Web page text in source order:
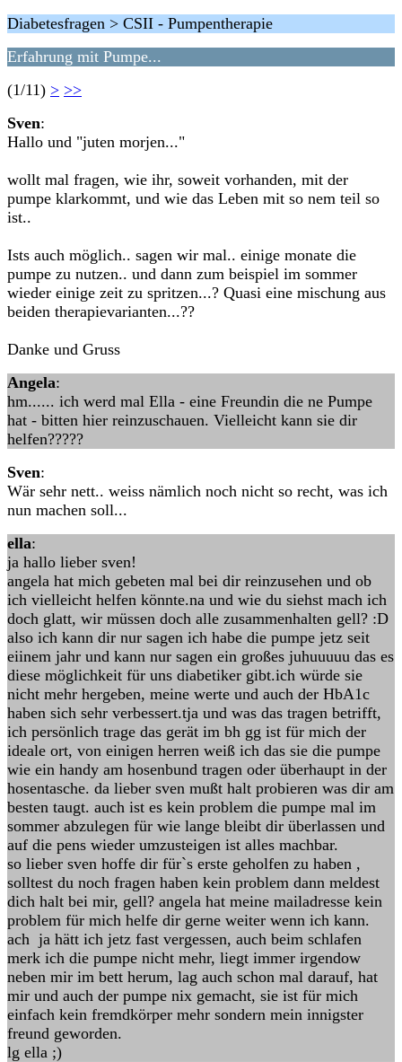
Diabetesfragen > CSII - Pumpentherapie
Erfahrung mit Pumpe...
(1/11) > >>
Sven:
Hallo und "juten morjen..."
wollt mal fragen, wie ihr, soweit vorhanden, mit der
pumpe klarkommt, und wie das Leben mit so nem teil so
ist..
Ists auch möglich.. sagen wir mal.. einige monate die
pumpe zu nutzen.. und dann zum beispiel im sommer
wieder einige zeit zu spritzen...? Quasi eine mischung aus
beiden therapievarianten...??
Danke und Gruss
Angela:
hm...... ich werd mal Ella - eine Freundin die ne Pumpe
hat - bitten hier reinzuschauen. Vielleicht kann sie dir
helfen?????
Sven:
Wär sehr nett.. weiss nämlich noch nicht so recht, was ich
nun machen soll...
ella:
ja hallo lieber sven!
angela hat mich gebeten mal bei dir reinzusehen und ob
ich vielleicht helfen könnte.na und wie du siehst mach ich
doch glatt, wir müssen doch alle zusammenhalten gell? :D
also ich kann dir nur sagen ich habe die pumpe jetz seit
eiinem jahr und kann nur sagen ein großes juhuuuuu das es
diese möglichkeit für uns diabetiker gibt.ich würde sie
nicht mehr hergeben, meine werte und auch der HbA1c
haben sich sehr verbessert.tja und was das tragen betrifft,
ich persönlich trage das gerät im bh gg ist für mich der
ideale ort, von einigen herren weiß ich das sie die pumpe
wie ein handy am hosenbund tragen oder überhaupt in der
hosentasche. da lieber sven mußt halt probieren was dir am
besten taugt. auch ist es kein problem die pumpe mal im
sommer abzulegen für wie lange bleibt dir überlassen und
auf die pens wieder umzusteigen ist alles machbar.
so lieber sven hoffe dir für`s erste geholfen zu haben ,
solltest du noch fragen haben kein problem dann meldest
dich halt bei mir, gell? angela hat meine mailadresse kein
problem für mich helfe dir gerne weiter wenn ich kann.
ach ja hätt ich jetz fast vergessen, auch beim schlafen
merk ich die pumpe nicht mehr, liegt immer irgendow
neben mir im bett herum, lag auch schon mal darauf, hat
mir und auch der pumpe nix gemacht, sie ist für mich
einfach kein fremdkörper mehr sondern mein innigster
freund geworden.
lg ella ;)